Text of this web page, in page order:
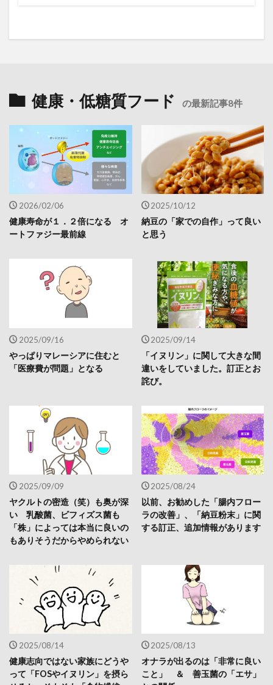
健康・低糖質フード の最新記事8件
2026/02/06
健康寿命が１．２倍になる オ
ートファジー最前線
2025/10/12
納豆の「家での自作」って良い
と思う
2025/09/16
やっぱりマレーシアに住むと
「医療費が問題」となる
2025/09/14
「イヌリン」に関して大きな間
違いをしていました。訂正とお
詫び。
2025/09/09
ヤクルトの密造（笑）も奥が深
い 乳酸菌、ビフィズス菌も
「株」によっては本当に良いの
もありそうだからやめられない
2025/08/24
以前、お勧めした「腸内フロー
ラの改善」、「納豆粉末」に関
する訂正、追加情報があります
2025/08/14
健康志向ではない家族にどうや
って「FOSやイヌリン」を摂ら
2025/08/13
オナラが出るのは「非常に良い
こと」 ＆ 善玉菌の「エサ」